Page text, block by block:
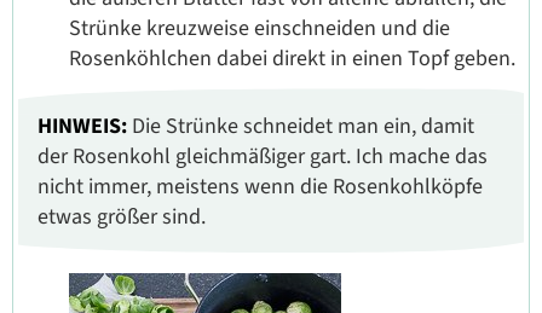
Strünke kreuzweise einschneiden und die
Rosenköhlchen dabei direkt in einen Topf geben.
HINWEIS: Die Strünke schneidet man ein, damit
der Rosenkohl gleichmäßiger gart. Ich mache das
nicht immer, meistens wenn die Rosenkohlköpfe
etwas größer sind.